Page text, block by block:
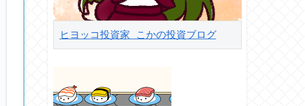
ヒヨッコ投資家 こかの投資ブログ